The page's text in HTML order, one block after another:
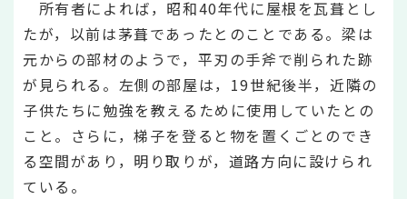
所有者によれば，昭和40年代に屋根を瓦葺とし
たが，以前は茅葺であったとのことである。梁は
元からの部材のようで，平刃の手斧で削られた跡
が見られる。左側の部屋は，19世紀後半，近隣の
子供たちに勉強を教えるために使用していたとの
こと。さらに，梯子を登ると物を置くごとのでき
る空間があり，明り取りが，道路方向に設けられ
ている。